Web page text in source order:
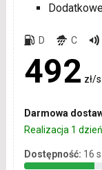
D C
492 zł/
Darmowa
Realizacja 1 dzień
Dostępność: 16